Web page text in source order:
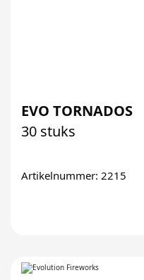
EVO TORNADOS
30 stuks
Artikelnummer: 2215